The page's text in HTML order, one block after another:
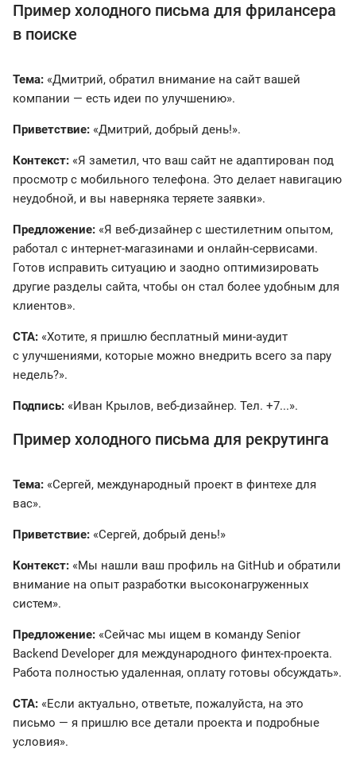
Пример холодного письма для фрилансера
в поиске
Тема: «Дмитрий, обратил внимание на сайт вашей
компании — есть идеи по улучшению».
Приветствие: «Дмитрий, добрый день!».
Контекст: «Я заметил, что ваш сайт не адаптирован под
просмотр с мобильного телефона. Это делает навигацию
неудобной, и вы наверняка теряете заявки».
Предложение: «Я веб-дизайнер с шестилетним опытом,
работал с интернет-магазинами и онлайн-сервисами.
Готов исправить ситуацию и заодно оптимизировать
другие разделы сайта, чтобы он стал более удобным для
клиентов».
CTA: «Хотите, я пришлю бесплатный мини-аудит
с улучшениями, которые можно внедрить всего за пару
недель?».
Подпись: «Иван Крылов, веб-дизайнер. Тел. +7...».
Пример холодного письма для рекрутинга
Тема: «Сергей, международный проект в финтехе для
вас».
Приветствие: «Сергей, добрый день!»
Контекст: «Мы нашли ваш профиль на GitHub и обратили
внимание на опыт разработки высоконагруженных
систем».
Предложение: «Сейчас мы ищем в команду Senior
Backend Developer для международного финтех-проекта.
Работа полностью удаленная, оплату готовы обсуждать».
CTA: «Если актуально, ответьте, пожалуйста, на это
письмо — я пришлю все детали проекта и подробные
условия».